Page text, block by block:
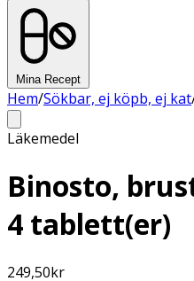
Mina Recept
Hem/Sökbar, ej köpb, ej kat
Läkemedel
Binosto,
4 tablett(er)
249,50kr